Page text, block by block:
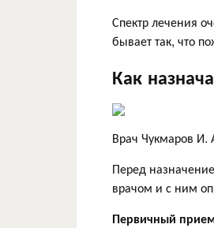
Спектр лечения
бывает так, что
Как
Врач Чукмаров И.
Перед
врачом и с ним
Первичный